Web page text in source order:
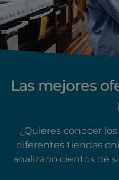
Las mejores
¿Quieres conocer
diferentes tiendas
analizado cientos de